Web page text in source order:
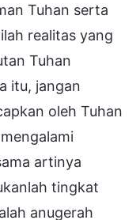
Tuhan serta
realitas yang
Tuhan
itu, jangan
oleh Tuhan
artinya
tingkat
anugerah